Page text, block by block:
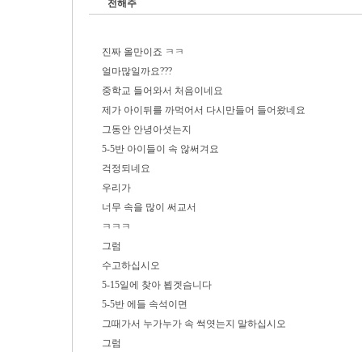
전해주
진짜 올만이죠 ㅋㅋ
얼마많일까요???
중학교 들어와서 처음이네요
제가 아이뒤를 까먹어서 다시만들어 들어왔네요
그동안 안녕아셧는지
5-5반 아이들이 속 않써겨요
걱정되네요
우리가
너무 속을 많이 써교서
ㅋㅋㅋ
그럼
수고하십시오
5-15일에 찾아 뵙겟슴니다
5-5반 에들 속석이면
그때가서 누가누가 속 썩엿는지 말하십시오
그럼